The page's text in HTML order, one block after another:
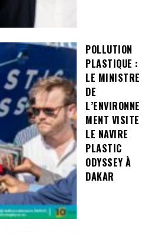
POLLUTION
PLASTIQUE :
LE MINISTRE
DE
L’ENVIRONNE
MENT VISITE
LE NAVIRE
PLASTIC
ODYSSEY À
DAKAR